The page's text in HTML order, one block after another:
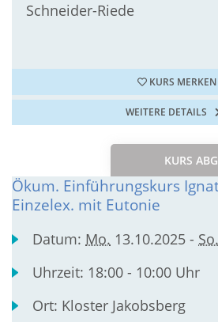
Schneider-Riede
KURS MERKEN
WEITERE DETAILS
KURS
Ökum. Einführungskurs
Einzelex. mit Eutonie
Datum: Mo. 13.10.2025 - So.
Uhrzeit: 18:00 - 10:00 Uhr
Ort: Kloster Jakobsberg